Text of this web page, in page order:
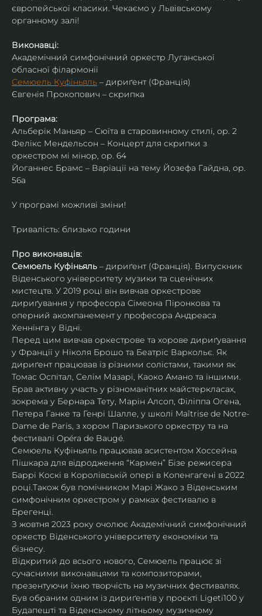
європейської класики. Чекаємо у Львівському
органному залі!
Виконавці:
Академічний симфонічний оркестр Луганської
обласної філармонії
Семюель Куфіньяль – дириґент (Франція)
Євгенія Прокопович – скрипка
Програма:
Альберік Маньяр – Сюїта в старовинному стилі, ор. 2
Фелікс Мендельсон – Концерт для скрипки з
оркестром мі мінор, ор. 64
Йоганнес Брамс – Варіації на тему Йозефа Гайдна, ор.
56a
У програмі можливі зміни!
Тривалість: близько години
Про виконавців:
Семюель Куфіньяль – дириґент (Франція). Випускник
Віденського університету музики та сценічних
мистецтв. У 2019 році він вивчав оркестрове
дириґування у професора Сімеона Піронкова та
оперний акомпанемент у професора Андреаса
Хеннінга у Відні.
Перед цим вивчав оркестрове та хорове дириґування
у Франції у Ніколя Брошо та Беатріс Варкольє. Як
дириґент працював із різними солістами, такими як
Томас Оспітал, Селім Мазарі, Каоко Амано та іншими.
Брав активну участь у різноманітних майстеркласах,
зокрема у Бернара Тету, Марін Алсоп, Філіппа Огена,
Петера Ганке та Генрі Шалле, у школі Maîtrise de Notre-
Dame de Paris, з хором Паризького оркестру та на
фестивалі Opéra de Baugé.
Семюель Куфіньяль працював асистентом Хоссейна
Пішкара для відродження “Кармен” Бізе режисера
Баррі Коскі в Королівській опері в Копенгагені в 2022
році.Також був помічником Марі Жако з Віденським
симфонічним оркестром у рамках фестивалю в
Брегенці.
З жовтня 2023 року очолює Академічний симфонічний
оркестр Віденського університету економіки та
бізнесу.
Відкритий до всього нового, Семюель працює зі
сучасними виконавцями та композиторами,
презентуючи їхню творчість на музичних фестивалях.
Був обраним одним із дириґентів у проєкті Ligeti100 у
Будапешті та Віденському літньому музичному